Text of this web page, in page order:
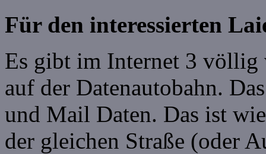
Für den interessierten
Es gibt im Internet 3 völlig
auf der Datenautobahn.
und Mail Daten. Das ist
der gleichen Straße (oder